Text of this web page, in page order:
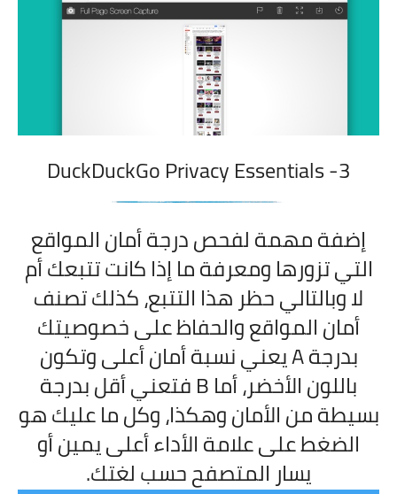
3-
DuckDuckGo Privacy Essentials
إضفة مهمة لفحص درجة أمان المواقع
التي تزورها ومعرفة ما إذا كانت تتبعك أم
لا وبالتالي حظر هذا التتبع، كذلك تصنف
أمان المواقع والحفاظ على خصوصيتك
بدرجة A يعني نسبة أمان أعلى وتكون
باللون الأخضر، أما B فتعني أقل بدرجة
بسيطة من الأمان وهكذا، وكل ما عليك هو
الضغط على علامة الأداء أعلى يمين أو
يسار المتصفح حسب لغتك.